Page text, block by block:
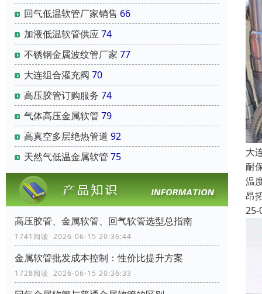
回气低温软管厂家销售 66
加液低温软管供应74
不锈钢金属波纹管厂家 77
大连组合灌充阀 70
高压胶管订购服务 74
气体高压金属软管 79
高真空多层绝热管道 92
天然气低温金属软管 75
高压胶管、金属软管、回气软管选型总指南
1741阅读 2026-06-15 20:36:44
金属软管批发成本控制：性价比提升方案
1728阅读 2026-06-15 20:36:33
大
耐
温
昂
25-